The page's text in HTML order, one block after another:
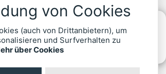
Kontakt
Datenschutz
Impressum
von Cookies
(auch von Drittanbietern), um
und Surfverhalten zu
über Cookies